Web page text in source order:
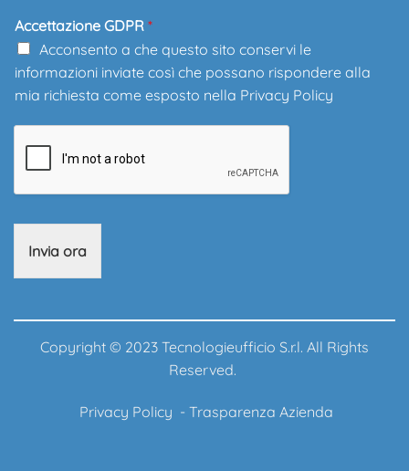
Accettazione GDPR *
Acconsento a che questo sito conservi le
informazioni inviate così che possano rispondere alla
mia richiesta come esposto nella Privacy Policy
Invia ora
Copyright © 2023 Tecnologieufficio S.r.l. All Rights
Reserved.
Privacy Policy - Trasparenza Azienda